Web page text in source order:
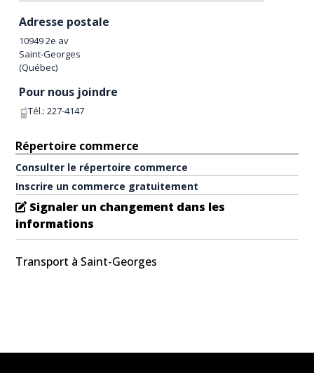
Adresse postale
10949 2e av
Saint-Georges
(Québec)
Pour nous joindre
Tél.:227-4147
Répertoire commerce
Consulter le répertoire commerce
Inscrire un commerce gratuitement
Signaler un changement dans les
informations
Transport à Saint-Georges